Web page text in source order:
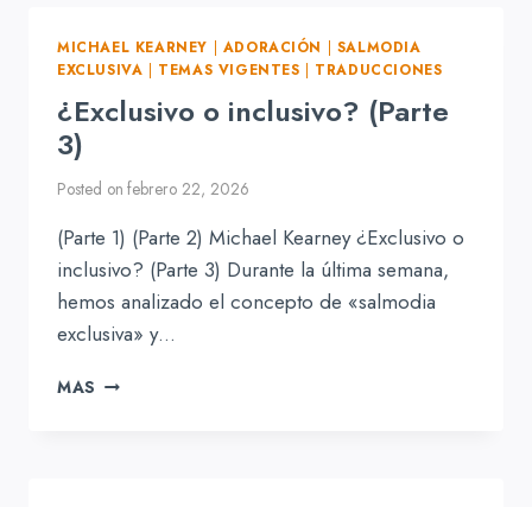
MICHAEL KEARNEY | ADORACIÓN | SALMODIA
EXCLUSIVA | TEMAS VIGENTES | TRADUCCIONES
¿Exclusivo o inclusivo? (Parte
3)
Posted on febrero 22, 2026
(Parte 1) (Parte 2) Michael Kearney ¿Exclusivo o
inclusivo? (Parte 3) Durante la última semana,
hemos analizado el concepto de «salmodia
exclusiva» y…
MAS ¿EXCLUSIVO